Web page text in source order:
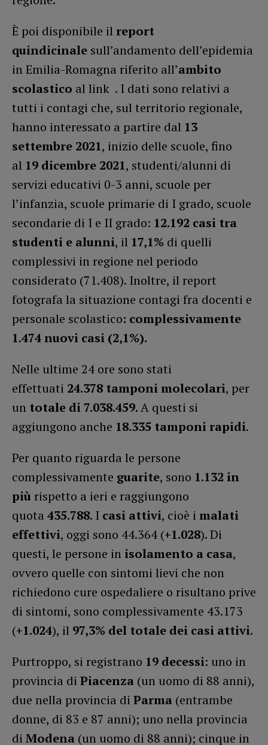
È poi disponibile il report
quindicinale sull’andamento dell’epidemia
in Emilia-Romagna riferito all’ambito
scolastico al link . I dati sono relativi a
tutti i contagi che, sul territorio regionale,
hanno interessato a partire dal 13
settembre 2021, inizio delle scuole, fino
al 19 dicembre 2021, studenti/alunni di
servizi educativi 0-3 anni, scuole per
l’infanzia, scuole primarie di I grado, scuole
secondarie di I e II grado: 12.192 casi tra
studenti e alunni, il 17,1% di quelli
complessivi in regione nel periodo
considerato (71.408). Inoltre, il report
fotografa la situazione contagi fra docenti e
personale scolastico: complessivamente
1.474 nuovi casi (2,1%).
Nelle ultime 24 ore sono stati
effettuati 24.378 tamponi molecolari, per
un totale di 7.038.459.A questi si
aggiungono anche 18.335 tamponi rapidi.
Per quanto riguarda le persone
complessivamente guarite, sono 1.132 in
più rispetto a ieri e raggiungono
quota 435.788. I casi attivi, cioè i malati
effettivi, oggi sono 44.364 (+1.028). Di
questi, le persone in isolamento a casa,
ovvero quelle con sintomi lievi che non
richiedono cure ospedaliere o risultano prive
di sintomi, sono complessivamente 43.173
(+1.024), il 97,3% del totale dei casi attivi.
Purtroppo, si registrano 19 decessi: uno in
provincia di Piacenza (un uomo di 88 anni),
due nella provincia di Parma (entrambe
donne, di 83 e 87 anni); uno nella provincia
di Modena (un uomo di 88 anni); cinque in